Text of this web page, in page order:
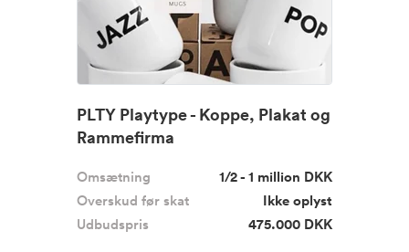
PLTY Playtype - Koppe, Plakat og
Rammefirma
Omsætning
1/2 - 1 million DKK
Overskud før skat
Ikke oplyst
Udbudspris
475.000 DKK